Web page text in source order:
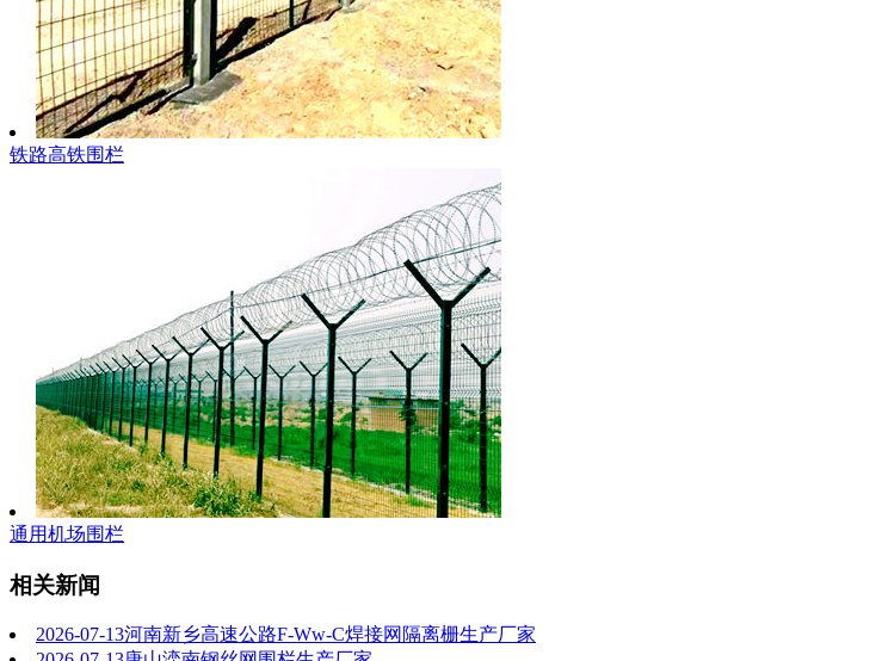
铁路高铁围栏
通用机场围栏
相关新闻
2026-07-13河南新乡高速公路F-Ww-C焊接网隔离栅生产厂家